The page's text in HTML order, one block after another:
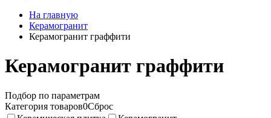
На главную
Керамогранит
Керамогранит граффити
Керамогранит граффити
Подбор по параметрам
Категория товаров0Сброс